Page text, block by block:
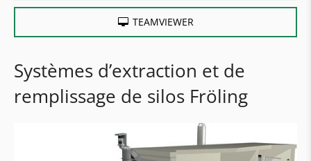
Automatisations avec Siemens & Loytec
Construction d'armoires électriques
Service d'assistance
Réseaux de chaleur
Centrales de ventilation modulaires
TEAMVIEWER
Systèmes d’extraction et de
remplissage de silos Fröling